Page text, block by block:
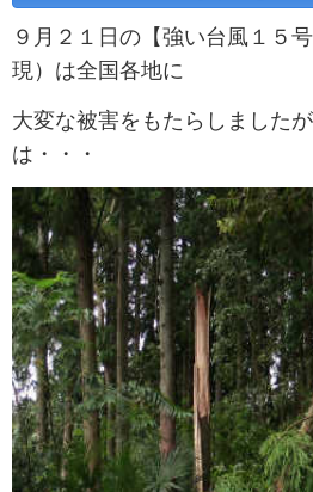
９月２１日の【強い台風１５
現）は全国各地に
大変な被害をもたらしました
は・・・